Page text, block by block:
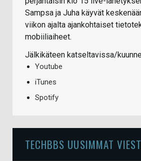
Sampsa ja Juha käyvät
viikon ajalta ajankohtaiset
mobiiliaiheet.
Jälkikäteen katseltavissa/
Youtube
iTunes
Spotify
TECHBBS UUSIMMAT